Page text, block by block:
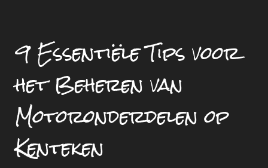
9 Essentiële Tips voor
het Beheren van
Motoronderdelen op
Kenteken